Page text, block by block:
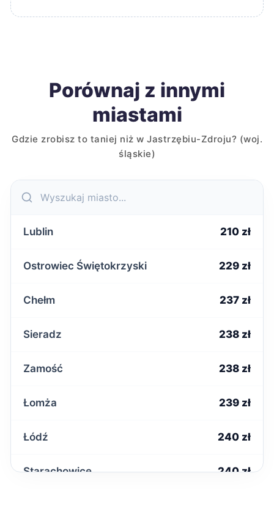
Porównaj z innymi
miastami
Gdzie zrobisz to taniej niż w Jastrzębiu-Zdroju? (woj.
śląskie)
Lublin 210 zł
Ostrowiec Świętokrzyski 229 zł
Chełm 237 zł
Sieradz 238 zł
Zamość 238 zł
Łomża 239 zł
Łódź 240 zł
Starachowice 240 zł